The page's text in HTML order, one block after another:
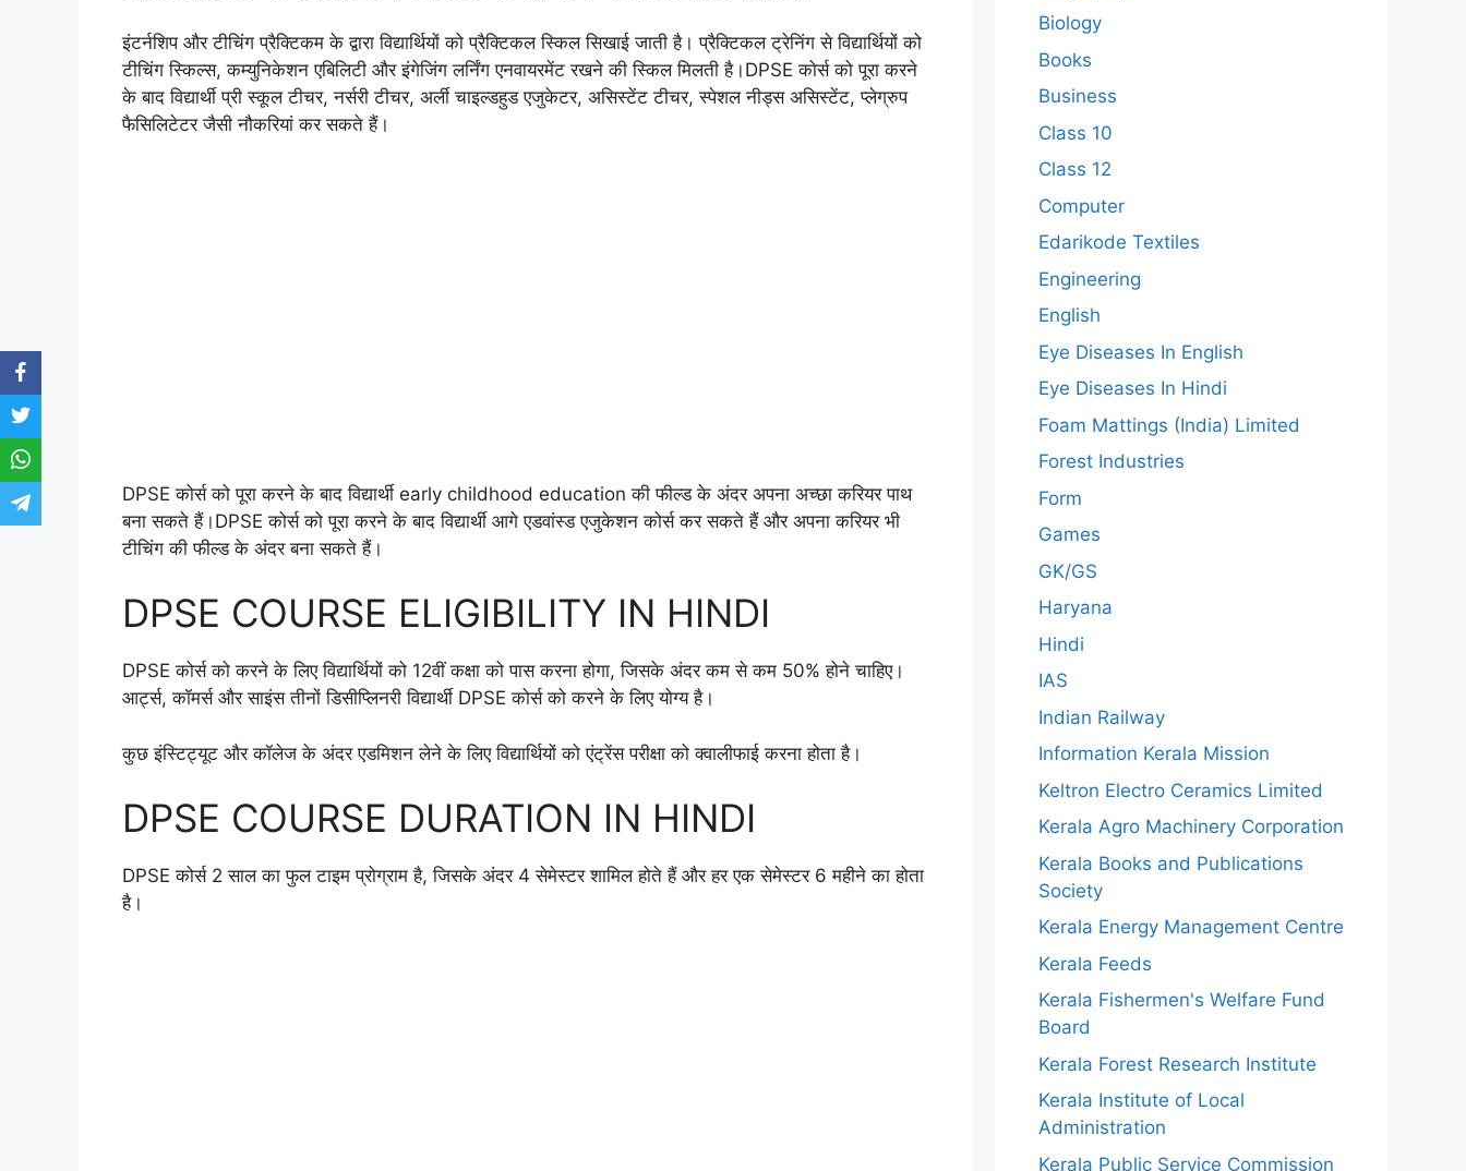
इंटर्नशिप और टीचिंग प्रैक्टिकम के द्वारा विद्यार्थियों को प्रैक्टिकल स्किल सिखाई जाती है। प्रैक्टिकल ट्रेनिंग से विद्यार्थियों को
टीचिंग स्किल्स, कम्युनिकेशन एबिलिटी और इंगेजिंग लर्निंग एनवायरमेंट रखने की स्किल मिलती है।DPSE कोर्स को पूरा करने
के बाद विद्यार्थी प्री स्कूल टीचर, नर्सरी टीचर, अर्ली चाइल्डहुड एजुकेटर, असिस्टेंट टीचर, स्पेशल नीड्स असिस्टेंट, प्लेग्रुप
फैसिलिटेटर जैसी नौकरियां कर सकते हैं।
DPSE कोर्स को पूरा करने के बाद विद्यार्थी early childhood education की फील्ड के अंदर अपना अच्छा करियर पाथ
बना सकते हैं।DPSE कोर्स को पूरा करने के बाद विद्यार्थी आगे एडवांस्ड एजुकेशन कोर्स कर सकते हैं और अपना करियर भी
टीचिंग की फील्ड के अंदर बना सकते हैं।
DPSE COURSE ELIGIBILITY IN HINDI
DPSE कोर्स को करने के लिए विद्यार्थियों को 12वीं कक्षा को पास करना होगा, जिसके अंदर कम से कम 50% होने चाहिए।
आर्ट्स, कॉमर्स और साइंस तीनों डिसीप्लिनरी विद्यार्थी DPSE कोर्स को करने के लिए योग्य है।
कुछ इंस्टिट्यूट और कॉलेज के अंदर एडमिशन लेने के लिए विद्यार्थियों को एंट्रेंस परीक्षा को क्वालीफाई करना होता है।
DPSE COURSE DURATION IN HINDI
DPSE कोर्स 2 साल का फुल टाइम प्रोग्राम है, जिसके अंदर 4 सेमेस्टर शामिल होते हैं और हर एक सेमेस्टर 6 महीने का होता
है।
Biology
Books
Business
Class 10
Class 12
Computer
Edarikode Textiles
Engineering
English
Eye Diseases In English
Eye Diseases In Hindi
Foam Mattings (India) Limited
Forest Industries
Form
Games
GK/GS
Haryana
Hindi
IAS
Indian Railway
Information Kerala Mission
Keltron Electro Ceramics Limited
Kerala Agro Machinery Corporation
Kerala Books and Publications
Society
Kerala Energy Management Centre
Kerala Feeds
Kerala Fishermen's Welfare Fund
Board
Kerala Forest Research Institute
Kerala Institute of Local
Administration
Kerala Public Service Commission